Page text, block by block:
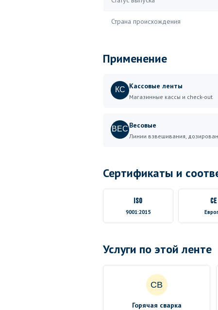
Страна происхождения
Применение
КС Кассовые ленты
Магазинные кассы и check-out
ВЕС Весовые
Линии взвешивания,
Сертификаты и
ISO
9001:2015
CE
Услуги по этой ленте
СВ
Горячая сварка